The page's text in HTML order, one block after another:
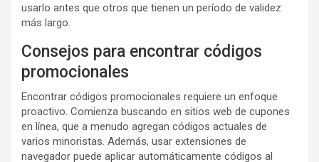
usarlo antes que otros que tienen un período de validez
más largo.
Consejos para encontrar códigos
promocionales
Encontrar códigos promocionales requiere un enfoque
proactivo. Comienza buscando en sitios web de cupones
en línea, que a menudo agregan códigos actuales de
varios minoristas. Además, usar extensiones de
navegador puede aplicar automáticamente códigos al